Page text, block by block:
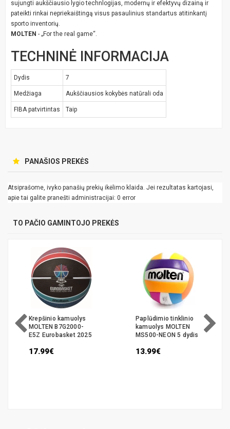
sujungti aukščiausio lygio technlogijas, modernų ir efektyvų dizainą ir
pateikti rinkai nepriekaištingą visus pasaulinius standartus atitinkantį
sporto inventorių.
MOLTEN - „For the real game“.
TECHNINĖ INFORMACIJA
Dydis 7
Medžiaga Aukščiausios kokybės natūrali oda
FIBA patvirtintas Taip
PANAŠIOS PREKĖS
Atsiprašome, ivyko panašių prekių ikėlimo klaida. Jei rezultatas kartojasi,
apie tai galite pranešti administracijai: 0 error
TO PAČIO GAMINTOJO PREKĖS
Krepšinio kamuolys
MOLTEN B7G2000-
E5Z Eurobasket 2025
17.99€
Paplūdimio tinklinio
kamuolys MOLTEN
MS500-NEON 5 dydis
13.99€